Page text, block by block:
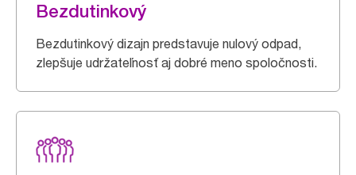
Bezdutinkový
Bezdutinkový dizajn predstavuje nulový odpad,
zlepšuje udržateľnosť aj dobré meno spoločnosti.